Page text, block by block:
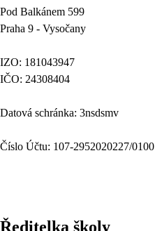
Pod Balkánem 599
Praha 9 - Vysočany
IZO: 181043947
IČO: 24308404
Datová schránka: 3nsdsmv
Číslo Účtu: 107-2952020227/0100
Ředitelka školy